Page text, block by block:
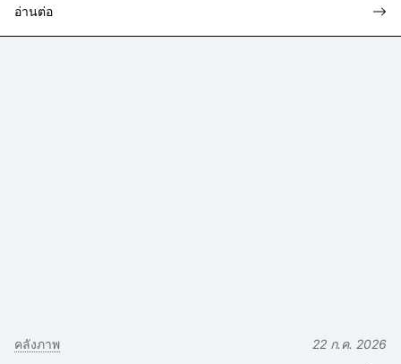
อ่านต่อ
คลังภาพ 22 ก.ค. 2026